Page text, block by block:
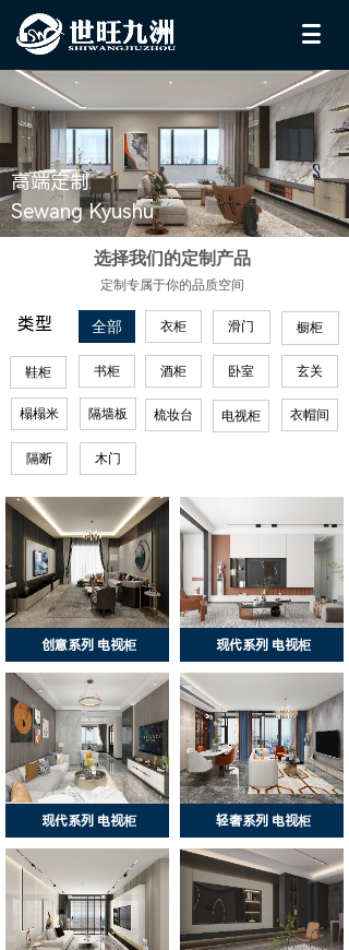
高端定制
Sewang Kyushu
选择我们的定制产品
定制专属于你的品质空间
滑门
衣柜
全部 橱柜
类型
玄关
卧室
书柜 酒柜
鞋柜
榻榻米 隔墙板 衣帽间
梳妆台 电视柜
隔断 木门
创意系列 电视柜 现代系列 电视柜
现代系列 电视柜 轻奢系列 电视柜